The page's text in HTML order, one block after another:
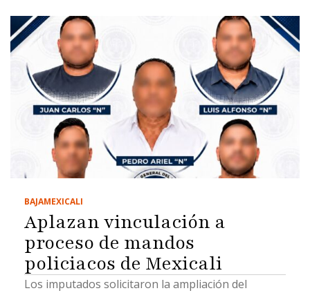
BAJAMEXICALI
Aplazan vinculación a
proceso de mandos
policiacos de Mexicali
Los imputados solicitaron la ampliación del